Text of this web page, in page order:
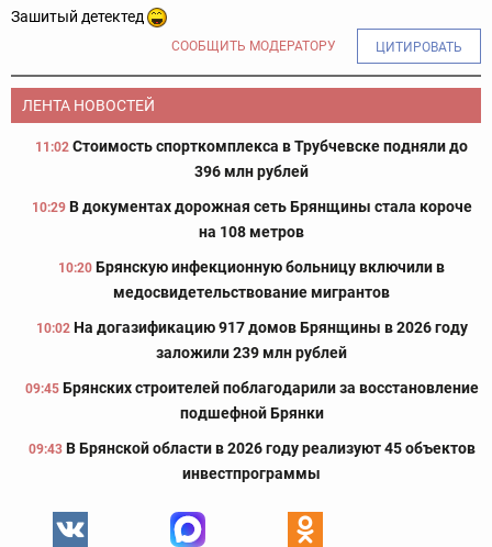
Зашитый детектед
СООБЩИТЬ МОДЕРАТОРУ ЦИТИРОВАТЬ
ЛЕНТА НОВОСТЕЙ
11:02 Стоимость спорткомплекса в Трубчевске подняли до
396 млн рублей
10:29 В документах дорожная сеть Брянщины стала короче
на 108 метров
10:20 Брянскую инфекционную больницу включили в
медосвидетельствование мигрантов
10:02 На догазификацию 917 домов Брянщины в 2026 году
заложили 239 млн рублей
09:45 Брянских строителей поблагодарили за восстановление
подшефной Брянки
09:43 В Брянской области в 2026 году реализуют 45 объектов
инвестпрограммы